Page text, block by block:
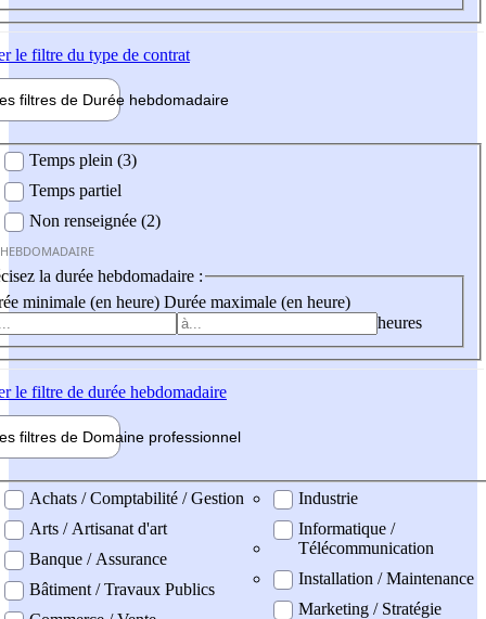
le filtre du type de contrat
filtres de Durée hebdomadaire
Temps plein (3)
Temps partiel
Non renseignée (2)
la durée hebdomadaire :
minimale (en heure) Durée maximale (en heure)
heures
le filtre de durée hebdomadaire
filtres de Domaine professionnel
professionel
Achats / Comptabilité / Gestion
Arts / Artisanat d'art
Banque / Assurance
Bâtiment / Travaux Publics
Industrie
Informatique /
Télécommunication
Installation / Maintenance
Marketing / Stratégie